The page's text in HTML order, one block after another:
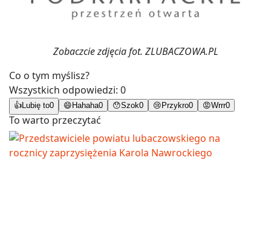
Zobaczcie zdjęcia fot. ZLUBACZOWA.PL
Co o tym myślisz?
Wszystkich odpowiedzi: 0
👍Lubię to0 😄 Hahaha0 😯Szok0 😢 Przykro0 😡Wrrr0
To warto przeczytać